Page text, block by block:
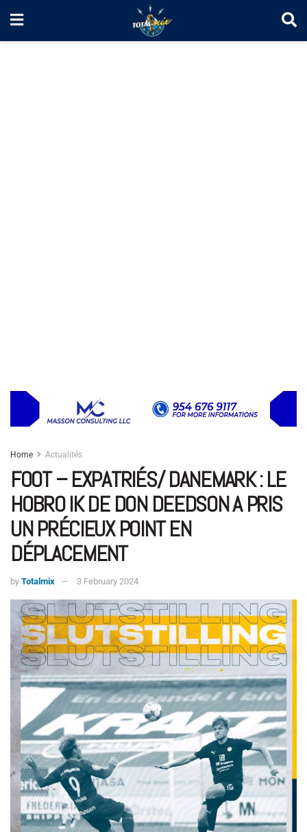
Home Actualités
FOOT – EXPATRIÉS/ DANEMARK : LE
HOBRO IK DE DON DEEDSON A PRIS
UN PRÉCIEUX POINT EN
DÉPLACEMENT
by Totalmix 3 February 2024